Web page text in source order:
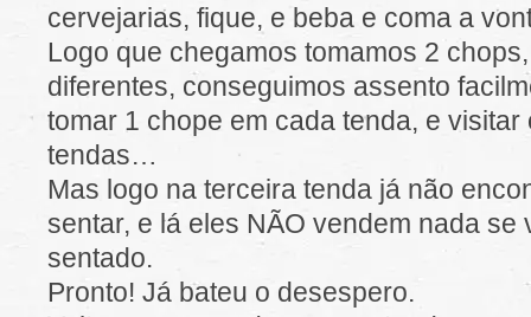
cervejarias, fique, e beba e coma a
Logo que chegamos tomamos 2
diferentes, conseguimos assento
tomar 1 chope em cada tenda, e
tendas…
Mas logo na terceira tenda já não
sentar, e lá eles NÃO vendem nada se
sentado.
Pronto! Já bateu o desespero.